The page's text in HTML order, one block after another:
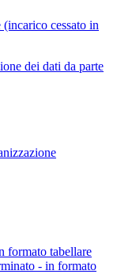
cessato in
dei dati da parte
formato tabellare
- in formato